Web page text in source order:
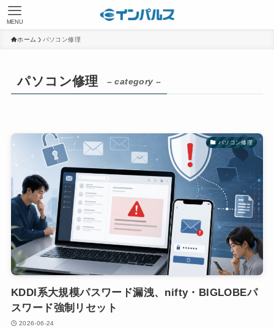
MENU
ホーム パソコン修理
パソコン修理 – category –
パソコン修理
KDDI系大規模パスワード漏洩、nifty・BIGLOBEパ
スワード強制リセット
2026-06-24